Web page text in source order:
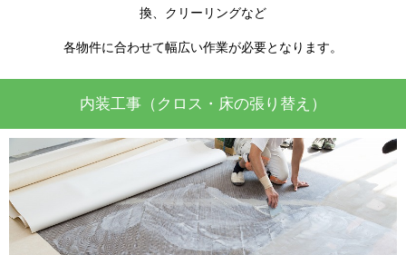
換、クリーリングなど
各物件に合わせて幅広い作業が必要となります。
内装工事（クロス・床の張り替え）